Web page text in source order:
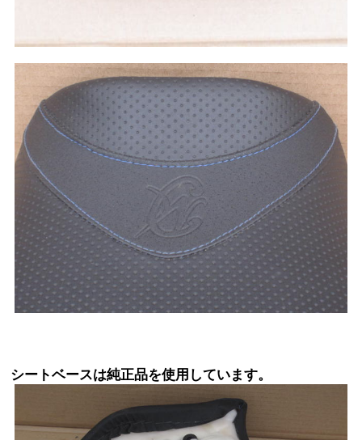
シートベースは純正品を使用しています。